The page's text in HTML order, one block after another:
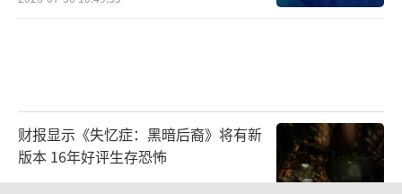
财报显示《失忆症：黑暗后裔》将有新
版本 16年好评生存恐怖
2026-08-03 09:47:33